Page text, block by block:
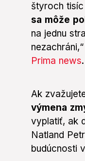
štyroch
sa môže
na jednu
Prima news.
Ak
výmena
vyplatiť, ak
Natland
budúcnosti